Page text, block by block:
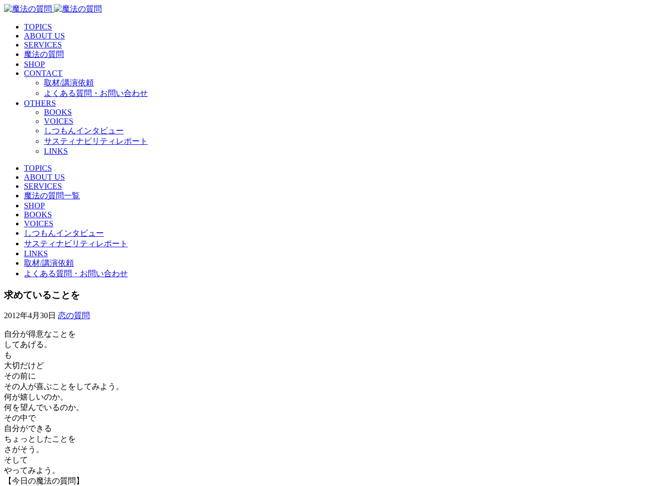
TOPICS
ABOUT US
SERVICES
魔法の質問
SHOP
CONTACT
取材/講演依頼
よくある質問・お問い合わせ
OTHERS
BOOKS
VOICES
しつもんインタビュー
サスティナビリティレポート
LINKS
TOPICS
ABOUT US
SERVICES
魔法の質問一覧
SHOP
BOOKS
VOICES
しつもんインタビュー
サスティナビリティレポート
LINKS
取材/講演依頼
よくある質問・お問い合わせ
求めていることを
2012年4月30日 恋の質問
自分が得意なことを
してあげる。
も
大切だけど
その前に
その人が喜ぶことをしてみよう。
何が嬉しいのか。
何を望んでいるのか。
その中で
自分ができる
ちょっとしたことを
さがそう。
そして
やってみよう。
【今日の魔法の質問】